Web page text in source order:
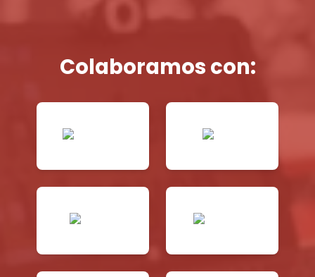
Colaboramos con: